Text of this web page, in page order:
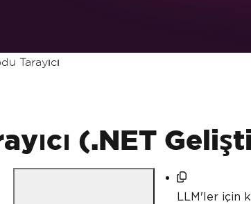
Tarayıcı
(.NET
LLM'ler için